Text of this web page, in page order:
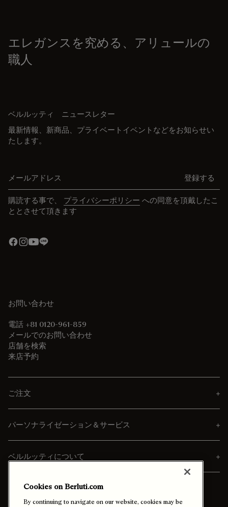
エレガンスを究める、アリュールの
職人
ベルルッティ ニュースレター
最新情報、新商品、プライベートイベントなどをお知らせい
たします。
登録する
購読する事で、 プライバシーポリシー への同意を頂戴したこ
ととさせて頂きます
お問い合わせ
電話 +81 0120-961-859
メールでのお問い合わせ
店舗を検索
来店予約
ご注文
パーソナライゼーション＆サービス
ベルルッティについて
Cookies on Berluti.com
By continuing to navigate on our website, cookies may be